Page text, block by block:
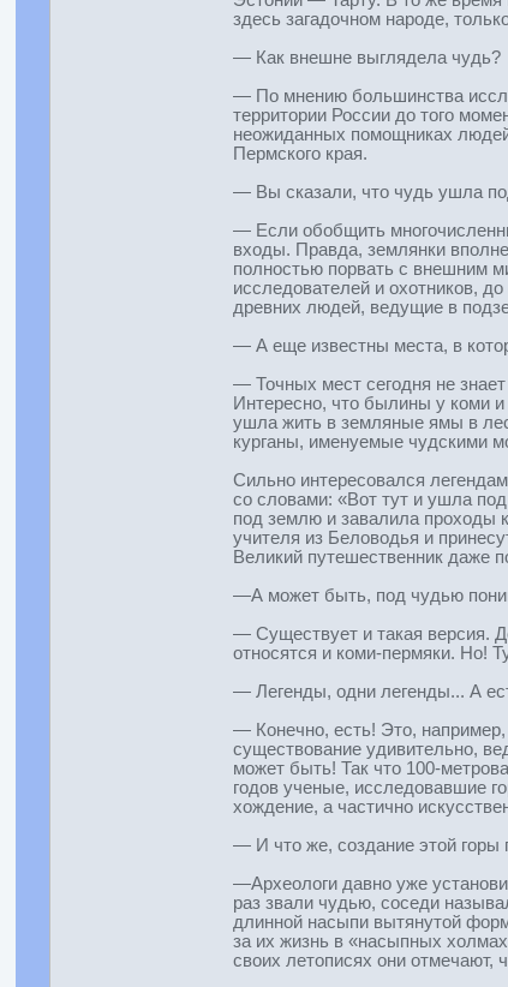
здесь загадочном народе,
— Как внешне выглядела чудь?
— По мнению большинства
территории России до того
неожиданных помощниках
Пермского края.
— Вы сказали, что чудь ушла
— Если обобщить
входы. Правда, землянки
полностью порвать с внешним
исследователей и охотников,
древних людей, ведущие в
— А еще известны места, в
— Точных мест сегодня не
Интересно, что былины у коми
ушла жить в земляные ямы в
курганы, именуемые чудскими
Сильно интересовался
со словами: «Вот тут и ушла
под землю и завалила проходы
учителя из Беловодья и
Великий путешественник даже
—А может быть, под чудью
— Существует и такая версия.
относятся и коми-пермяки. Но!
— Легенды, одни легенды... А
— Конечно, есть! Это,
существование удивительно,
может быть! Так что 100-
годов ученые, исследовавшие
хождение, а частично
— И что же, создание этой горы
—Археологи давно уже
раз звали чудью, соседи
длинной насыпи вытянутой
за их жизнь в «насыпных
своих летописях они отмечают,